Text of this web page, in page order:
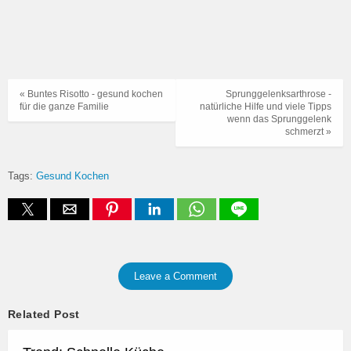
Sprunggelenksarthrose -
natürliche Hilfe und viele Tipps
wenn das Sprunggelenk
schmerzt »
« Buntes Risotto - gesund kochen
für die ganze Familie
Tags: Gesund Kochen
Leave a Comment
Related Post